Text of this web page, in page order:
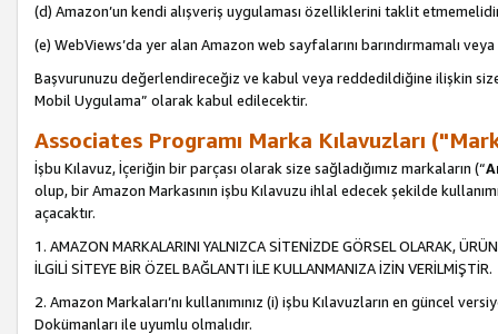
(d) Amazon’un kendi alışveriş uygulaması özelliklerini taklit
(e) WebViews’da yer alan Amazon web sayfalarını barındırmamalı
Başvurunuzu değerlendireceğiz ve kabul veya reddedildiğine ilişkin
Mobil Uygulama” olarak kabul edilecektir.
Associates Programı Marka Kılavuzları
İşbu Kılavuz, İçeriğin bir parçası olarak size sağladığımız markaların (“
olup, bir Amazon Markasının işbu Kılavuzu ihlal edecek şekilde
açacaktır.
1. AMAZON MARKALARINI YALNIZCA SİTENİZDE GÖRSEL OLARAK,
İLGİLİ SİTEYE BİR ÖZEL BAĞLANTI İLE KULLANMANIZA İZİN VERİLMİŞTİR.
2. Amazon Markaları’nı kullanımınız (i) işbu Kılavuzların en güncel
Dokümanları ile uyumlu olmalıdır.